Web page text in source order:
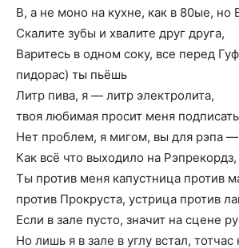
B, а не моно на кухне, как в 80ые, но
Скалите зубы и хвалите друг друга,
Варитесь в одном соку, все перед
пидорас) ты пьёшь
Литр пива, я — литр электролита,
твоя любимая просит меня
Нет проблем, я мигом, вы для рэпа —
Как всё что выходило на
Ты против меня капустница против
против Прокруста, устрица против
Если в зале пусто, значит на сцене
Но лишь я в зале в углу встал,